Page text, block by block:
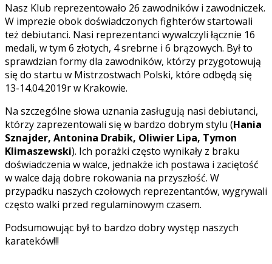
Nasz Klub reprezentowało 26 zawodników i zawodniczek.
W imprezie obok doświadczonych fighterów startowali
też debiutanci. Nasi reprezentanci wywalczyli łącznie 16
medali, w tym 6 złotych, 4 srebrne i 6 brązowych. Był to
sprawdzian formy dla zawodników, którzy przygotowują
się do startu w Mistrzostwach Polski, które odbędą się
13-14.04.2019r w Krakowie.
Na szczególne słowa uznania zasługują nasi debiutanci,
którzy zaprezentowali się w bardzo dobrym stylu (Hania
Sznajder, Antonina Drabik, Oliwier Lipa, Tymon
Klimaszewski). Ich porażki często wynikały z braku
doświadczenia w walce, jednakże ich postawa i zaciętość
w walce dają dobre rokowania na przyszłość. W
przypadku naszych czołowych reprezentantów, wygrywali
często walki przed regulaminowym czasem.
Podsumowując był to bardzo dobry występ naszych
karateków!!!